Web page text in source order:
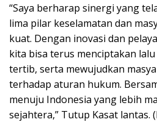
“Saya berharap sinergi yang
lima pilar keselamatan dan
kuat. Dengan inovasi dan
kita bisa terus menciptakan
tertib, serta mewujudkan
terhadap aturan hukum.
menuju Indonesia yang lebih
sejahtera,” Tutup Kasat lantas.